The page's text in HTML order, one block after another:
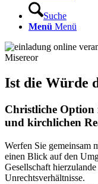
Suche
Menü Menü
Misereor
Ist die Würde
Christliche Option
und kirchlichen
Werfen Sie gemeinsam
einen Blick auf den
Gesellschaft
Unrechtsverhältnisse.